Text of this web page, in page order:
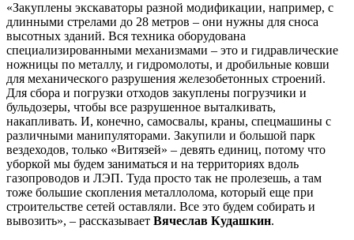
«Закуплены экскаваторы разной модификации, например, с
длинными стрелами до 28 метров – они нужны для сноса
высотных зданий. Вся техника оборудована
специализированными механизмами – это и гидравлические
ножницы по металлу, и гидромолоты, и дробильные ковши
для механического разрушения железобетонных строений.
Для сбора и погрузки отходов закуплены погрузчики и
бульдозеры, чтобы все разрушенное выталкивать,
накапливать. И, конечно, самосвалы, краны, спецмашины с
различными манипуляторами. Закупили и большой парк
вездеходов, только «Витязей» – девять единиц, потому что
уборкой мы будем заниматься и на территориях вдоль
газопроводов и ЛЭП. Туда просто так не пролезешь, а там
тоже большие скопления металлолома, который еще при
строительстве сетей оставляли. Все это будем собирать и
вывозить», – рассказывает Вячеслав Кудашкин.